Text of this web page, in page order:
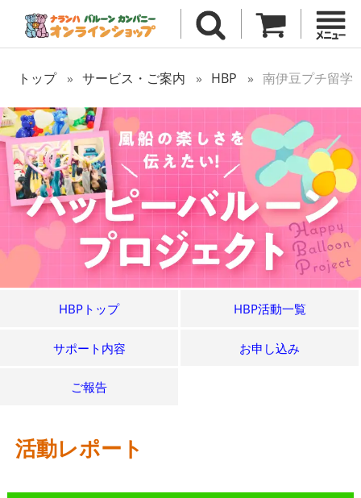
トップ サービス・ご案内 HBP 南伊豆プチ留学
HBPトップ HBP活動一覧
サポート内容 お申し込み
ご報告
活動レポート